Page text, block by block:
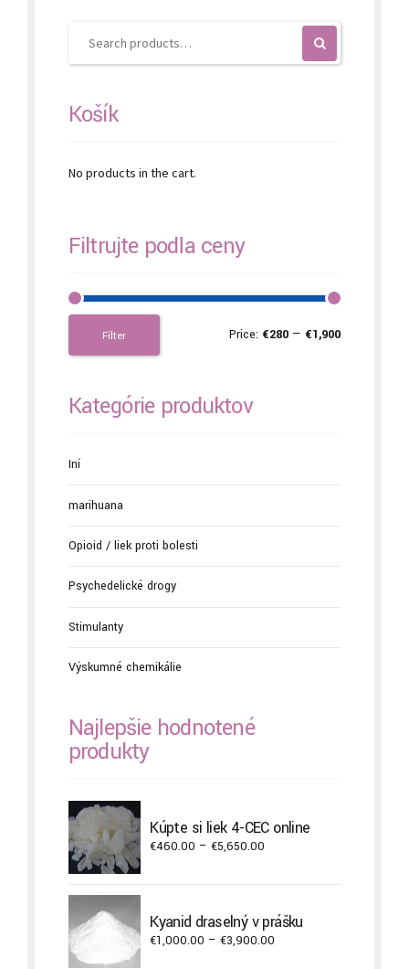
product
Košík
No products in the cart.
Filtrujte podľa ceny
Filter Price: €280 — €1,900
Kategórie produktov
Iní
marihuana
Opioid / liek proti bolesti
Psychedelické drogy
Stimulanty
Výskumné chemikálie
Najlepšie hodnotené
produkty
Kúpte si liek 4-CEC online
€460.00 – €5,650.00
€5,650.00
Kyanid draselný v prášku
€1,000.00 – €3,900.00